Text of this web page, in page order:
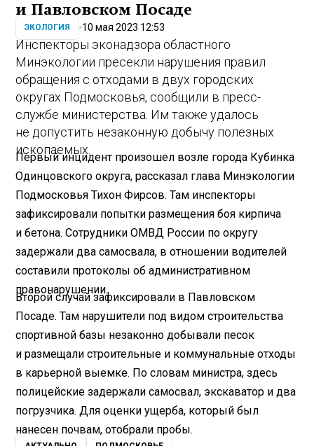
и Павловском Посаде
ЭКОЛОГИЯ 10 мая 2023 12:53
Инспекторы эконадзора областного
Минэкологии пресекли нарушения правил
обращения с отходами в двух городских
округах Подмосковья, сообщили в пресс-
службе министерства. Им также удалось
не допустить незаконную добычу полезных
ископаемых.
Первый инцидент произошел возле города Кубинка
Одинцовского округа, рассказал глава Минэкологии
Подмосковья Тихон Фирсов. Там инспекторы
зафиксировали попытки размещения боя кирпича
и бетона. Сотрудники ОМВД России по округу
задержали два самосвала, в отношении водителей
составили протоколы об административном
правонарушении.
Второй случай зафиксировали в Павловском
Посаде. Там нарушители под видом строительства
спортивной базы незаконно добывали песок
и размещали строительные и коммунальные отходы
в карьерной выемке. По словам министра, здесь
полицейские задержали самосвал, экскаватор и два
погрузчика. Для оценки ущерба, который был
нанесен почвам, отобрали пробы.